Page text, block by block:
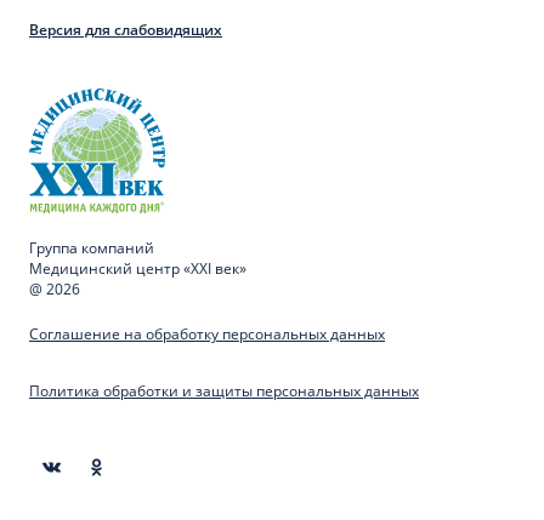
Версия для слабовидящих
Группа компаний
Медицинский центр «XXI век»
@ 2026
Соглашение на обработку персональных данных
Политика обработки и защиты персональных данных